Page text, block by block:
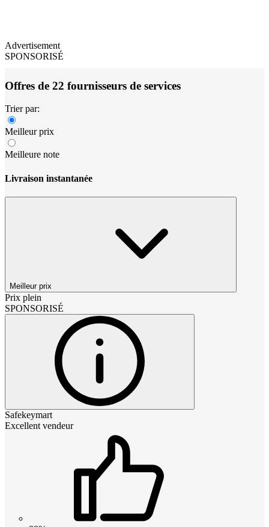
Advertisement
SPONSORISÉ
Offres de 22 fournisseurs de services
Trier par:
Meilleur prix
Meilleure note
Livraison instantanée
Meilleur prix
Prix plein
SPONSORISÉ
Safekeymart
Excellent vendeur